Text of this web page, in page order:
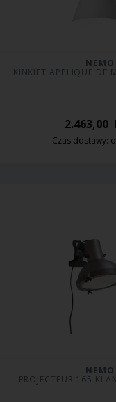
NEMO
KINKIET APPLIQUE DE
2.463,00
Czas dostawy:
NEMO
PROJECTEUR 165